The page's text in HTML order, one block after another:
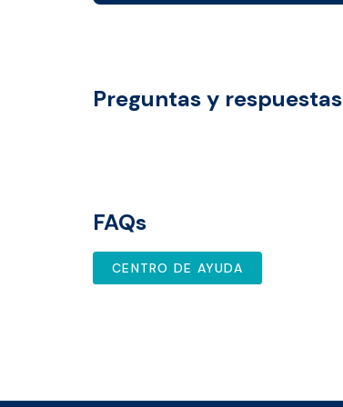
Preguntas y respuestas
FAQs
CENTRO DE AYUDA